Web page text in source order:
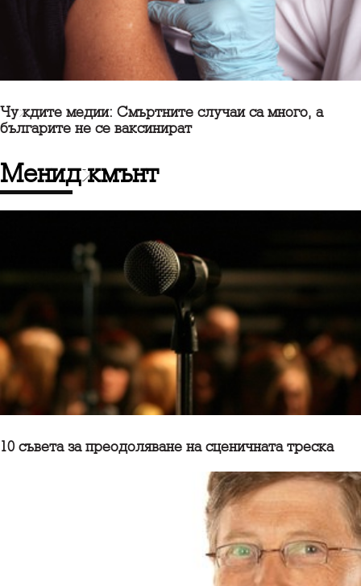
Чуждите медии: Смъртните случаи са много, а
българите не се ваксинират
Мениджмънт
10 съветa за преодоляване на сценичната треска